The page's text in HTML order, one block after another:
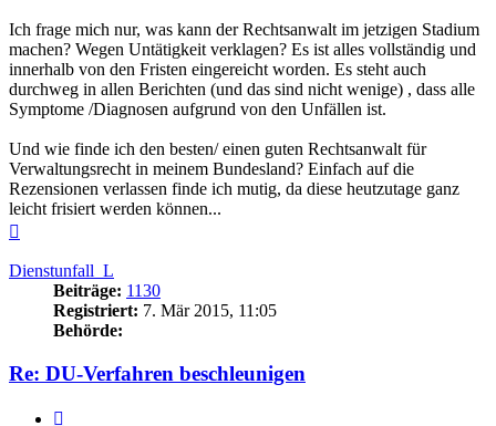
Ich frage mich nur, was kann der Rechtsanwalt im jetzigen Stadium
machen? Wegen Untätigkeit verklagen? Es ist alles vollständig und
innerhalb von den Fristen eingereicht worden. Es steht auch
durchweg in allen Berichten (und das sind nicht wenige) , dass alle
Symptome /Diagnosen aufgrund von den Unfällen ist.
Und wie finde ich den besten/ einen guten Rechtsanwalt für
Verwaltungsrecht in meinem Bundesland? Einfach auf die
Rezensionen verlassen finde ich mutig, da diese heutzutage ganz
leicht frisiert werden können...
Dienstunfall_L
Beiträge: 1130
Registriert: 7. Mär 2015, 11:05
Behörde:
Re: DU-Verfahren beschleunigen